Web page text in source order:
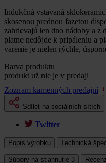
Indukčná vstavaná
skosenou prednou fazetou
zahrievajú len dno nádoby a z
platne nedôjde k pripáleniu a
varenie je nielen rýchle,
Barva produktu
produkt už nie je v predaji
Zoznam kamenných predajní
Sdílet na sociálních sítích
Twitter
Popis výrobku Technická
Súbory na stiahnutie 3